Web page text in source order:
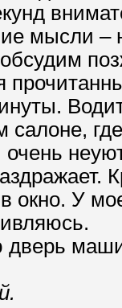
мысли –
окно. У
дверь